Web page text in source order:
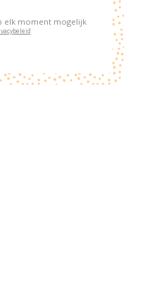
elk moment mogelijk